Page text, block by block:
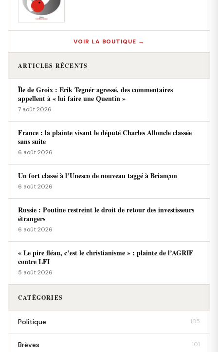
VOIR LA BOUTIQUE →
ARTICLES RÉCENTS
Île de Groix : Erik Tegnér agressé, des commentaires
appellent à « lui faire une Quentin »
7 août 2026
France : la plainte visant le député Charles Alloncle classée
sans suite
6 août 2026
Un fort classé à l’Unesco de nouveau taggé à Briançon
6 août 2026
Russie : Poutine restreint le droit de retour des investisseurs
étrangers
6 août 2026
« Le pire fléau, c’est le christianisme » : plainte de l’AGRIF
contre LFI
5 août 2026
CATÉGORIES
Politique 185
Brèves 101